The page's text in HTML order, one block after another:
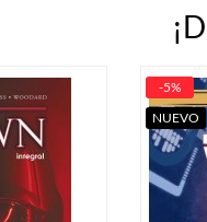
-5%
NUEVO